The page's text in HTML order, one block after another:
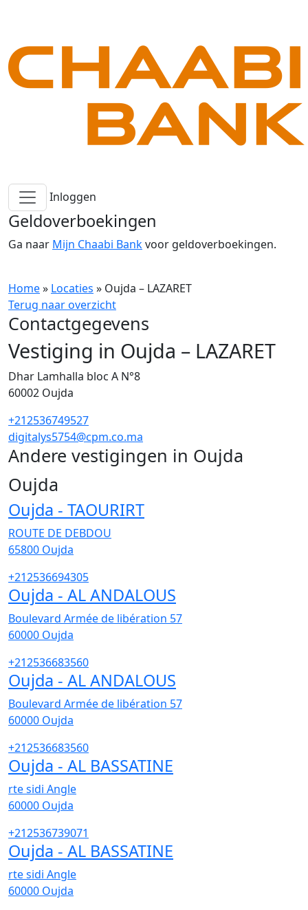
Inloggen
Geldoverboekingen
Ga naar Mijn Chaabi Bankvoor geldoverboekingen.
Home» Locaties » Oujda – LAZARET
Terug naar overzicht
Contactgegevens
Vestiging in Oujda – LAZARET
Dhar Lamhalla bloc A N°8
60002 Oujda
+212536749527
digitalys5754@cpm.co.ma
Andere vestigingen in Oujda
Oujda
Oujda - TAOURIRT
ROUTE DE DEBDOU
65800 Oujda
+212536694305
Oujda - AL ANDALOUS
Boulevard Armée de libération 57
60000 Oujda
+212536683560
Oujda - AL ANDALOUS
Boulevard Armée de libération 57
60000 Oujda
+212536683560
Oujda - AL BASSATINE
rte sidi Angle
60000 Oujda
+212536739071
Oujda - AL BASSATINE
rte sidi Angle
60000 Oujda